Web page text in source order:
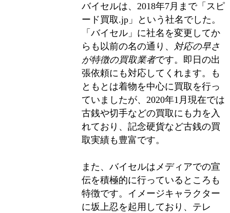
バイセルは、2018年7月まで「スピ
ード買取.jp」という社名でした。
「バイセル」に社名を変更してか
らも以前の名の通り、 対応の早さ
が特徴の買取業者です。即日の出
張依頼にも対応してくれます。も
ともとは着物を中心に買取を行っ
ていましたが、2020年1月現在では
古銭や切手などの買取にも力を入
れており、記念硬貨など古銭の買
取実績も豊富です。
また、バイセルはメディアでの宣
伝を積極的に行っているところも
特徴です。イメージキャラクター
に坂上忍を起用しており、テレ